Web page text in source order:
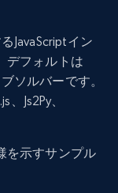
JavaScriptイン
デフォルトは
ソルバーです。
Js2Py、
を示すサンプル